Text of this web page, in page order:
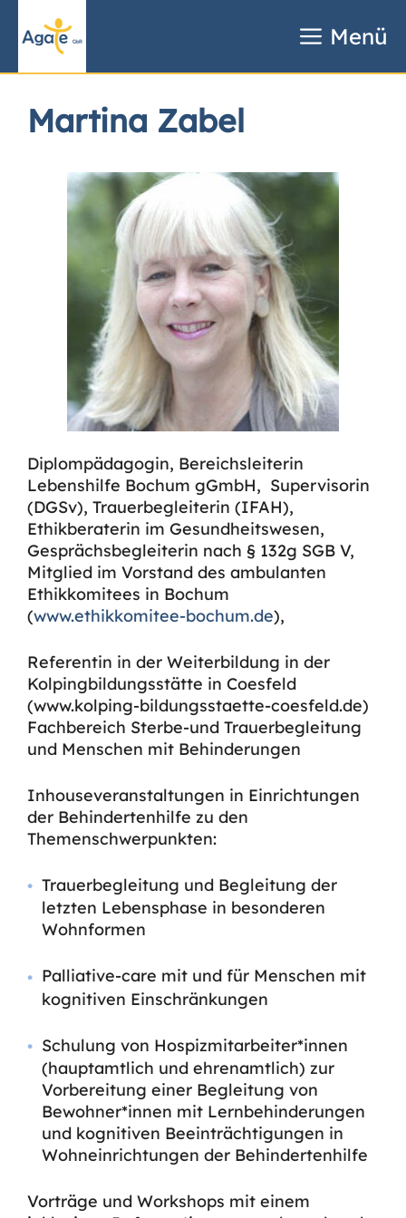
Inhalt
springen
Menü
Martina Zabel
Diplompädagogin, Bereichsleiterin
Lebenshilfe Bochum gGmbH, Supervisorin
(DGSv), Trauerbegleiterin (IFAH),
Ethikberaterin im Gesundheitswesen,
Gesprächsbegleiterin nach § 132g SGB V,
Mitglied im Vorstand des ambulanten
Ethikkomitees in Bochum
(www.ethikkomitee-bochum.de),
Referentin in der Weiterbildung in der
Kolpingbildungsstätte in Coesfeld
(www.kolping-bildungsstaette-coesfeld.de)
Fachbereich Sterbe-und Trauerbegleitung
und Menschen mit Behinderungen
Inhouseveranstaltungen in Einrichtungen
der Behindertenhilfe zu den
Themenschwerpunkten:
Trauerbegleitung und Begleitung der
letzten Lebensphase in besonderen
Wohnformen
Palliative-care mit und für Menschen mit
kognitiven Einschränkungen
Schulung von Hospizmitarbeiter*innen
(hauptamtlich und ehrenamtlich) zur
Vorbereitung einer Begleitung von
Bewohner*innen mit Lernbehinderungen
und kognitiven Beeinträchtigungen in
Wohneinrichtungen der Behindertenhilfe
Vorträge und Workshops mit einem